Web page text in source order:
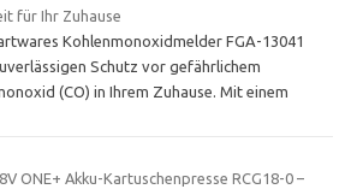
für Ihr Zuhause
Kohlenmonoxidmelder FGA-13041
Schutz vor gefährlichem
(CO) in Ihrem Zuhause. Mit einem
ONE+ Akku-Kartuschenpresse RCG18-0 –